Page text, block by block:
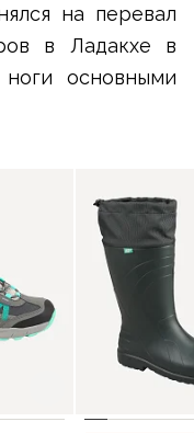
на перевал
в Ладакхе в
основными